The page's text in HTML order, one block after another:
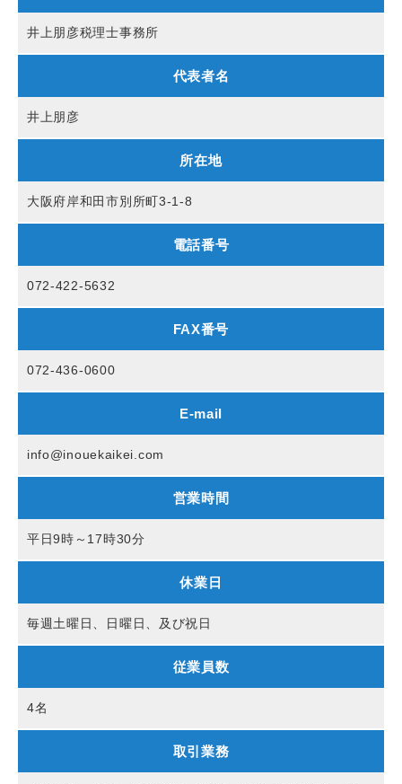
井上朋彦税理士事務所
代表者名
井上朋彦
所在地
大阪府岸和田市別所町3-1-8
電話番号
072-422-5632
FAX番号
072-436-0600
E-mail
info@inouekaikei.com
営業時間
平日9時～17時30分
休業日
毎週土曜日、日曜日、及び祝日
従業員数
4名
取引業務